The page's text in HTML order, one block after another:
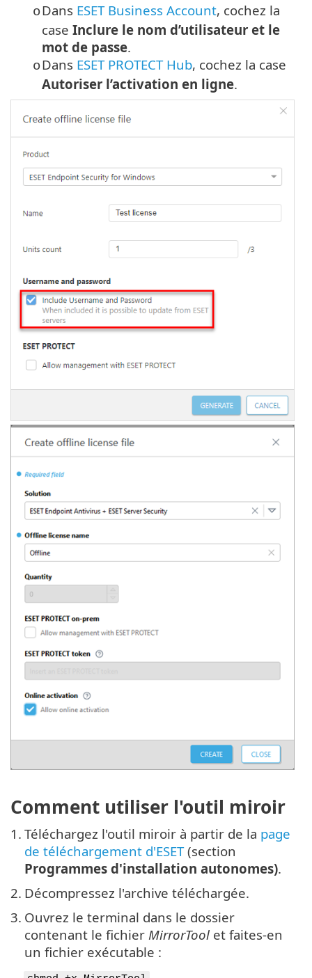
oDans ESET Business Account, cochez la
case Inclure le nom d’utilisateur et le
mot de passe.
oDans ESET PROTECT Hub, cochez la case
Autoriser l’activation en ligne.
Comment utiliser l'outil miroir
1. Téléchargez l'outil miroir à partir de la page
de téléchargement d'ESET(section
Programmes d'installation autonomes).
2. Décompressez l'archive téléchargée.
3. Ouvrez le terminal dans le dossier
contenant le fichier MirrorTool et faites-en
un fichier exécutable :